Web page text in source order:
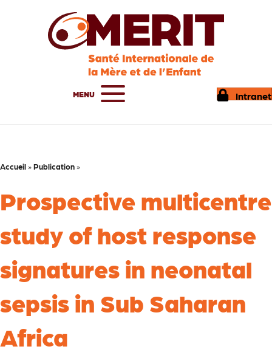
MENU Intranet
Accueil » Publication »
Prospective multicentre
study of host response
signatures in neonatal
sepsis in Sub Saharan
Africa